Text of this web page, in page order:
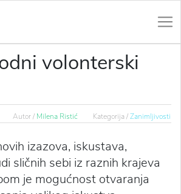
volonterski
Autor / Milena Ristić Kategorija /Zanimljivosti
izazova, iskustava,
sličnih sebi iz raznih krajeva
je mogućnost otvaranja